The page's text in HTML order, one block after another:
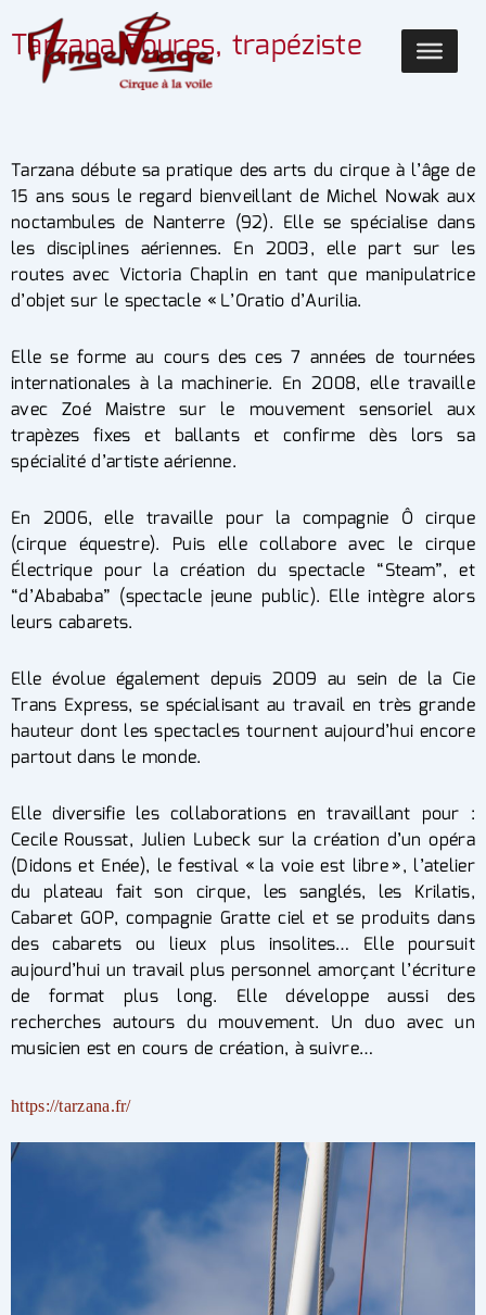
Tarzana Foures, trapéziste
Tarzana débute sa pratique des arts du cirque à l’âge de
15 ans sous le regard bienveillant de Michel Nowak aux
noctambules de Nanterre (92). Elle se spécialise dans
les disciplines aériennes. En 2003, elle part sur les
routes avec Victoria Chaplin en tant que manipulatrice
d’objet sur le spectacle « L’Oratio d’Aurilia.
Elle se forme au cours des ces 7 années de tournées
internationales à la machinerie. En 2008, elle travaille
avec Zoé Maistre sur le mouvement sensoriel aux
trapèzes fixes et ballants et confirme dès lors sa
spécialité d’artiste aérienne.
En 2006, elle travaille pour la compagnie Ô cirque
(cirque équestre). Puis elle collabore avec le cirque
Électrique pour la création du spectacle “Steam”, et
“d’Abababa” (spectacle jeune public). Elle intègre alors
leurs cabarets.
Elle évolue également depuis 2009 au sein de la Cie
Trans Express, se spécialisant au travail en très grande
hauteur dont les spectacles tournent aujourd’hui encore
partout dans le monde.
Elle diversifie les collaborations en travaillant pour :
Cecile Roussat, Julien Lubeck sur la création d’un opéra
(Didons et Enée), le festival « la voie est libre », l’atelier
du plateau fait son cirque, les sanglés, les Krilatis,
Cabaret GOP, compagnie Gratte ciel et se produits dans
des cabarets ou lieux plus insolites… Elle poursuit
aujourd’hui un travail plus personnel amorçant l’écriture
de format plus long. Elle développe aussi des
recherches autours du mouvement. Un duo avec un
musicien est en cours de création, à suivre…
https://tarzana.fr/